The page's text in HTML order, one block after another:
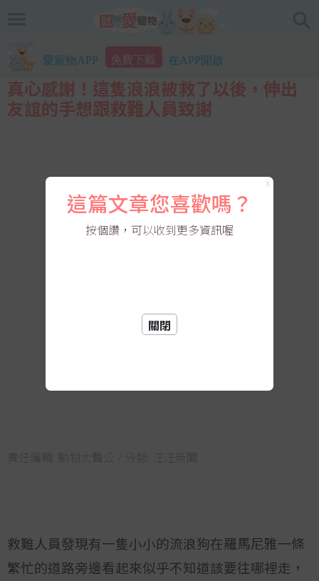
愛寵物APP 免費下載 在APP開啟
真心感謝！這隻浪浪被救了以後，伸出
友誼的手想跟救難人員致謝
責任編輯: 動物大聲公 / 分類: 汪汪新聞
救難人員發現有一隻小小的流浪狗在羅馬尼雅一條
繁忙的道路旁邊看起來似乎不知道該要往哪裡走，
X
這篇文章您喜歡嗎？
按個讚，可以收到更多資訊喔
關閉